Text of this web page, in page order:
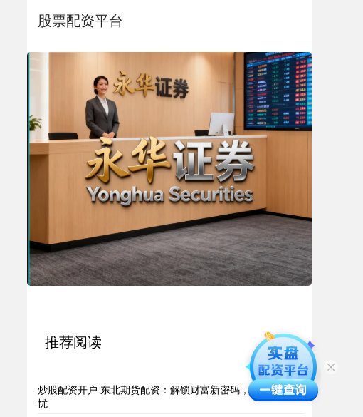
股票配资平台
推荐阅读
炒股配资开户 东北期货配资：解锁财富新密码，助你投资无
忧